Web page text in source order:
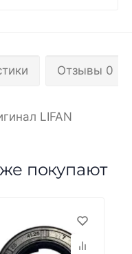
Отзывы 0
LIFAN
покупают